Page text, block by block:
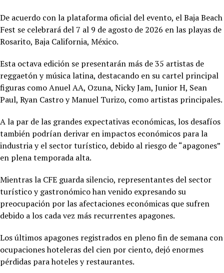
De acuerdo con la plataforma oficial del evento, el Baja Beach
Fest se celebrará del 7 al 9 de agosto de 2026 en las playas de
Rosarito, Baja California, México.
Esta octava edición se presentarán más de 35 artistas de
reggaetón y música latina, destacando en su cartel principal
figuras como Anuel AA, Ozuna, Nicky Jam, Junior H, Sean
Paul, Ryan Castro y Manuel Turizo, como artistas principales.
A la par de las grandes expectativas económicas, los desafíos
también podrían derivar en impactos económicos para la
industria y el sector turístico, debido al riesgo de “apagones”
en plena temporada alta.
Mientras la CFE guarda silencio, representantes del sector
turístico y gastronómico han venido expresando su
preocupación por las afectaciones económicas que sufren
debido a los cada vez más recurrentes apagones.
Los últimos apagones registrados en pleno fin de semana con
ocupaciones hoteleras del cien por ciento, dejó enormes
pérdidas para hoteles y restaurantes.